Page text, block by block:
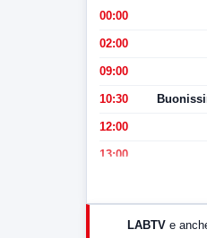
00:00
02:00
09:00
10:30
12:00
13:00
LABTV e